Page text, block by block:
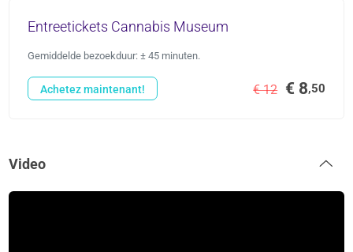
Entreetickets Cannabis Museum
Gemiddelde bezoekduur: ± 45 minuten.
€ 12 € 8,50
Achetez maintenant!
Video